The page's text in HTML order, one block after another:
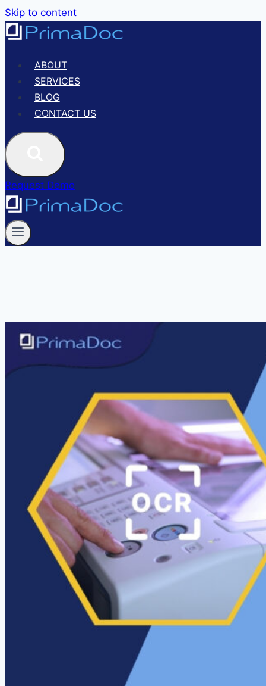
Skip to content
ABOUT
SERVICES
BLOG
CONTACT US
Request Demo